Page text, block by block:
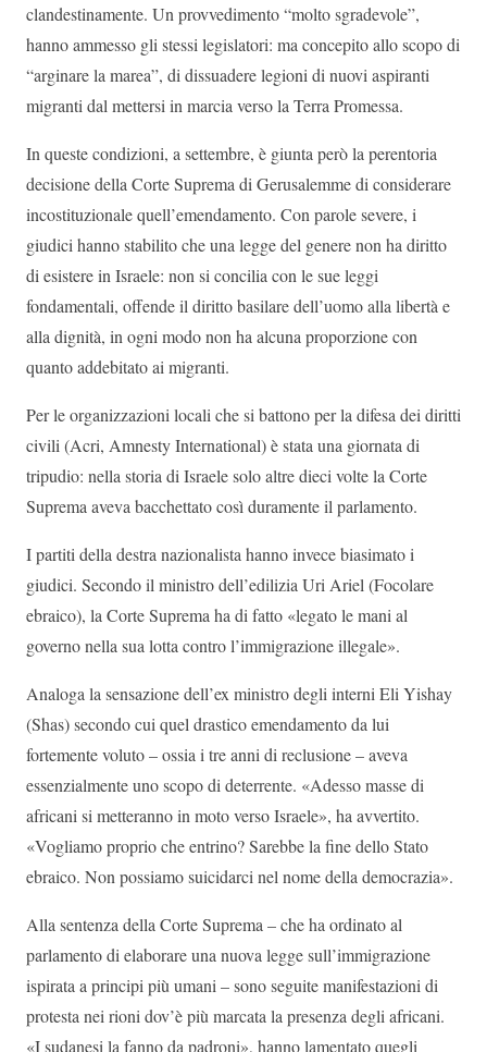
clandestinamente. Un provvedimento “molto sgradevole”,
hanno ammesso gli stessi legislatori: ma concepito allo scopo di
“arginare la marea”, di dissuadere legioni di nuovi aspiranti
migranti dal mettersi in marcia verso la Terra Promessa.
In queste condizioni, a settembre, è giunta però la perentoria
decisione della Corte Suprema di Gerusalemme di considerare
incostituzionale quell’emendamento. Con parole severe, i
giudici hanno stabilito che una legge del genere non ha diritto
di esistere in Israele: non si concilia con le sue leggi
fondamentali, offende il diritto basilare dell’uomo alla libertà e
alla dignità, in ogni modo non ha alcuna proporzione con
quanto addebitato ai migranti.
Per le organizzazioni locali che si battono per la difesa dei diritti
civili (Acri, Amnesty International) è stata una giornata di
tripudio: nella storia di Israele solo altre dieci volte la Corte
Suprema aveva bacchettato così duramente il parlamento.
I partiti della destra nazionalista hanno invece biasimato i
giudici. Secondo il ministro dell’edilizia Uri Ariel (Focolare
ebraico), la Corte Suprema ha di fatto «legato le mani al
governo nella sua lotta contro l’immigrazione illegale».
Analoga la sensazione dell’ex ministro degli interni Eli Yishay
(Shas) secondo cui quel drastico emendamento da lui
fortemente voluto – ossia i tre anni di reclusione – aveva
essenzialmente uno scopo di deterrente. «Adesso masse di
africani si metteranno in moto verso Israele», ha avvertito.
«Vogliamo proprio che entrino? Sarebbe la fine dello Stato
ebraico. Non possiamo suicidarci nel nome della democrazia».
Alla sentenza della Corte Suprema – che ha ordinato al
parlamento di elaborare una nuova legge sull’immigrazione
ispirata a principi più umani – sono seguite manifestazioni di
protesta nei rioni dov’è più marcata la presenza degli africani.
«I sudanesi la fanno da padroni», hanno lamentato quegli